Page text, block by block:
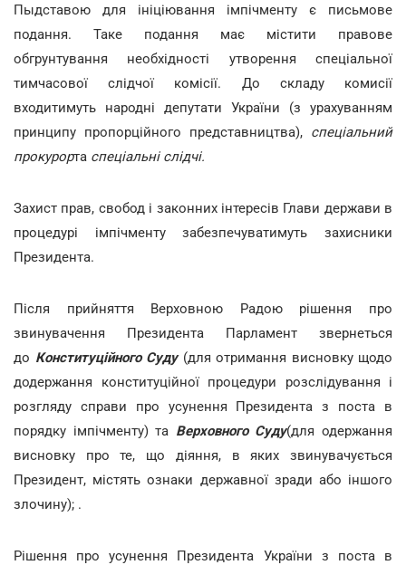
Пыдставою для ініціювання імпічменту є письмове
подання. Таке подання має містити правове
обгрунтування необхідності утворення спеціальної
тимчасової слідчої комісії. До складу комисії
входитимуть народні депутати України (з урахуванням
принципу пропорційного представництва), спеціальний
прокурорта спеціальні слідчі.
Захист прав, свобод і законних інтересів Глави держави в
процедурі імпічменту забезпечуватимуть захисники
Президента.
Після прийняття Верховною Радою рішення про
звинувачення Президента Парламент звернеться
до Конституційного Суду(для отримання висновку щодо
додержання конституційної процедури розслідування і
розгляду справи про усунення Президента з поста в
порядку імпічменту) та Верховного Суду(для одержання
висновку про те, що діяння, в яких звинувачується
Президент, містять ознаки державної зради або іншого
злочину); .
Рішення про усунення Президента України з поста в